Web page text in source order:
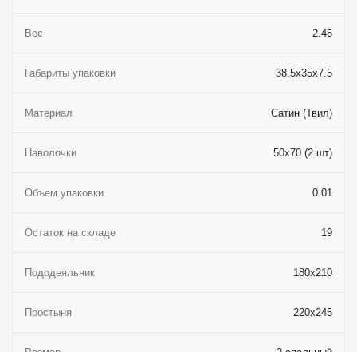
Вес 2.45
Габариты упаковки 38.5x35x7.5
Материал Сатин (Твил)
Наволочки 50x70 (2 шт)
Объем упаковки 0.01
Остаток на складе 19
Пододеяльник 180x210
Простыня 220x245